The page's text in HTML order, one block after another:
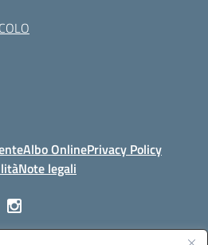
Albo OnlinePrivacy Policy
Note legali